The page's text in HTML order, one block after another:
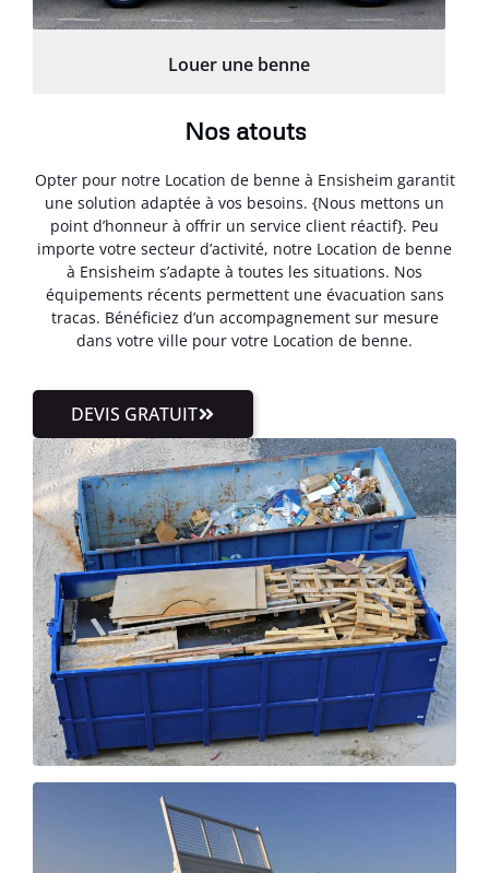
Louer une benne
Nos atouts
Opter pour notre Location de benne à Ensisheim garantit
une solution adaptée à vos besoins. {Nous mettons un
point d’honneur à offrir un service client réactif}. Peu
importe votre secteur d’activité, notre Location de benne
à Ensisheim s’adapte à toutes les situations. Nos
équipements récents permettent une évacuation sans
tracas. Bénéficiez d’un accompagnement sur mesure
dans votre ville pour votre Location de benne.
DEVIS GRATUIT